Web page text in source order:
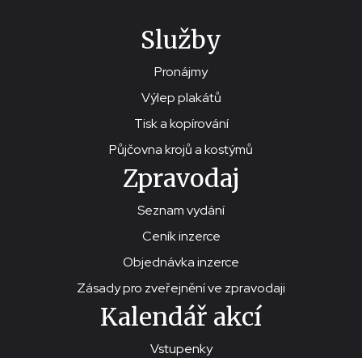
Služby
Pronájmy
Výlep plakátů
Tisk a kopírování
Půjčovna krojů a kostýmů
Zpravodaj
Seznam vydání
Ceník inzerce
Objednávka inzerce
Zásady pro zveřejnění ve zpravodaji
Kalendář akcí
Vstupenky